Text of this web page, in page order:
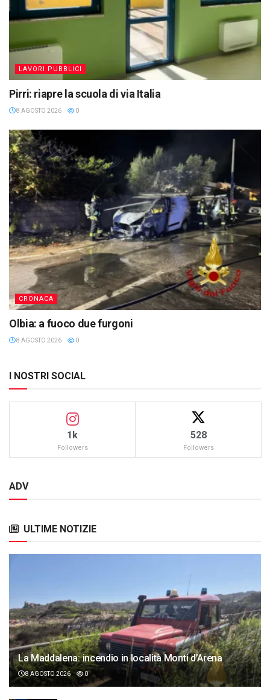
LAVORI PUBBLICI
Pirri: riapre la scuola di via Italia
8 AGOSTO 2026 0
CRONACA
Olbia: a fuoco due furgoni
8 AGOSTO 2026 0
I NOSTRI SOCIAL
1k
Followers
528
Followers
ADV
ULTIME NOTIZIE
La Maddalena: incendio in località Monti d’Arena
8 AGOSTO 2026 0